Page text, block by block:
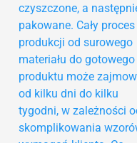
czyszczone, a
pakowane. Cały proces
produkcji od surowego
materiału do gotowego
produktu może
od kilku dni do kilku
tygodni, w zależności
skomplikowania